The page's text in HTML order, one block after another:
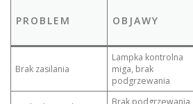
PROBLEM OBJAWY
Brak zasilania
Lampka kontrolna
miga, brak
podgrzewania
Brak podgrzewania,